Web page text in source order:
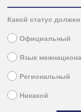
Какой статус
Официальный
Язык
Региональный
Никакой